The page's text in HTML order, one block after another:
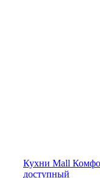
Кухни Mall
доступный